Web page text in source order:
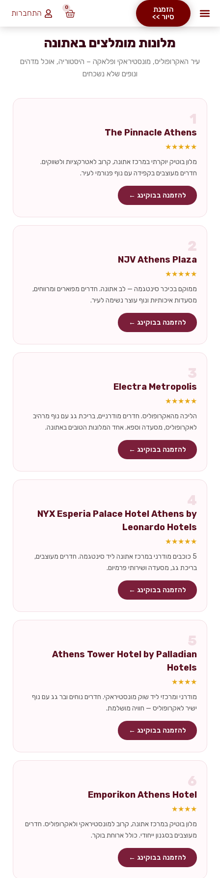
0
התחברות
הזמנת
סיור >>
מלונות מומלצים באתונה
עיר האקרופוליס, מונסטיראקי ופלאקה – היסטוריה, אוכל מדהים
ונופים שלא נשכחים
1
The Pinnacle Athens
★★★★★
מלון בוטיק יוקרתי במרכז אתונה, קרוב לאטרקציות ולשווקים.
חדרים מעוצבים בקפידה עם נוף פנורמי לעיר.
להזמנה בבוקינג ←
2
NJV Athens Plaza
★★★★★
ממוקם בכיכר סינטגמה — לב אתונה. חדרים מפוארים ומרווחים,
מסעדות איכותיות ונוף עוצר נשימה לעיר.
להזמנה בבוקינג ←
3
Electra Metropolis
★★★★★
הליכה מהאקרופוליס. חדרים מודרניים, בריכת גג עם נוף מרהיב
לאקרופוליס, מסעדה וספא. אחד המלונות הטובים באתונה.
להזמנה בבוקינג ←
4
NYX Esperia Palace Hotel Athens by
Leonardo Hotels
★★★★★
5 כוכבים מודרני במרכז אתונה ליד סינטגמה. חדרים מעוצבים,
בריכת גג, מסעדה ושירותי פרמיום.
להזמנה בבוקינג ←
5
Athens Tower Hotel by Palladian
Hotels
★★★★
מודרני ומרכזי ליד שוק מונסטיראקי. חדרים נוחים ובר גג עם נוף
ישיר לאקרופוליס — חוויה מושלמת.
להזמנה בבוקינג ←
6
Emporikon Athens Hotel
★★★★
מלון בוטיק במרכז אתונה, קרוב למונסטיראקי ולאקרופוליס. חדרים
מעוצבים בסגנון ייחודי. כולל ארוחת בוקר.
להזמנה בבוקינג ←